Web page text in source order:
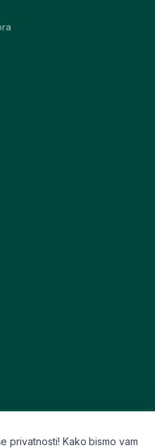
privatnosti! Kako bismo vam